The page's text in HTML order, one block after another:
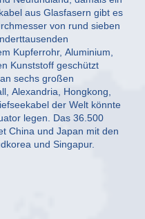
aus Glasfasern gibt es
von rund sieben
Kupferrohr, Aluminium,
Kunststoff geschützt
sechs großen
Alexandria, Hongkong,
der Welt könnte
legen. Das 36.500
China und Japan mit den
und Singapur.